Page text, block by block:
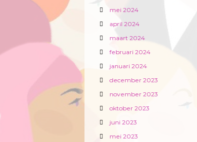
mei 2024
april 2024
maart 2024
februari 2024
januari 2024
december 2023
november 2023
oktober 2023
juni 2023
mei 2023